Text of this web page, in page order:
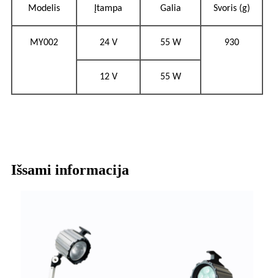
Modelis Įtampa Galia Svoris (g)
MY002 24 V 55 W 930
12 V 55 W
Išsami informacija